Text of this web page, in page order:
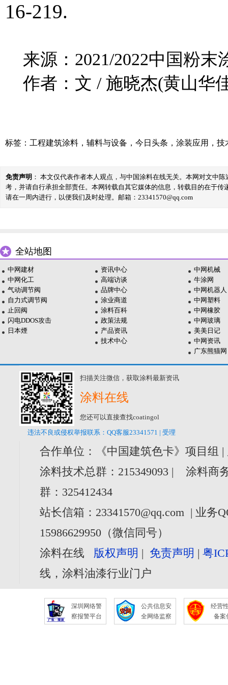
16-219.
来源：2021/2022中国粉
作者：文 / 施晓杰(黄山华
标签： 工程建筑涂料 ， 辅料与设备 ， 今日头条 ， 涂装应用 ， 技
免责声明 ： 本文仅代表作者本人观点，与中国涂料在线无关。本网对文中
考，并请自行承担全部责任。本网转载自其它媒体的信息，转载目的在于
请在一周内进行，以便我们及时处理。邮箱：23341570@qq.com
全站地图
中网建材
中网化工
气动调节阀
自力式调节阀
止回阀
闪电DDOS攻击
日本煙
资讯中心
高端访谈
品牌中心
涂业商道
涂料百科
政策法规
产品资讯
技术中心
中网机械
牛涂网
中网机器人
中网塑料
中网橡胶
中网玻璃
美美日记
中网资讯
广东熊猫网
扫描关注微信，获取涂料最新资讯
涂料在线
您还可以直接查找coatingol
违法不良或侵权举报联系：QQ客服23341571 | 受理
合作单位：《中国建筑色卡》项目组
涂料技术总群：215349093 | 涂料商
群：325412434
站长信箱：23341570@qq.com | 业务
15986629950（微信同号）
涂料在线 版权声明 | 免责声明 |粤
线，涂料油漆行业门户
深圳网络警
察报警平台
公共信息安
全网络监察
经营
备案